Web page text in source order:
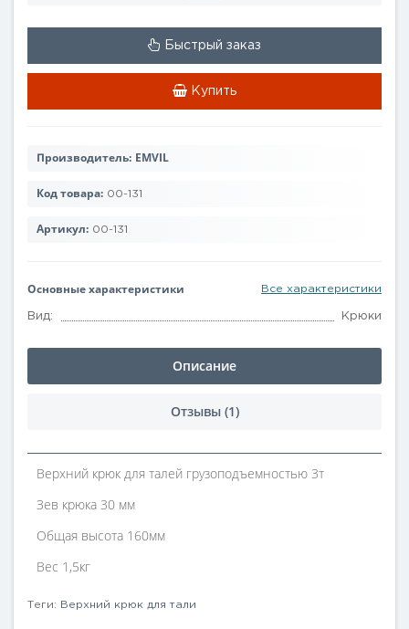
Быстрый заказ
Купить
Производитель: EMVIL
Код товара: 00-131
Артикул: 00-131
Основные характеристики Все характеристики
Вид: Крюки
Описание
Отзывы (1)
Верхний крюк для талей грузоподъемностью 3т
Зев крюка 30 мм
Общая высота 160мм
Вес 1,5кг
Теги: Верхний крюк для тали